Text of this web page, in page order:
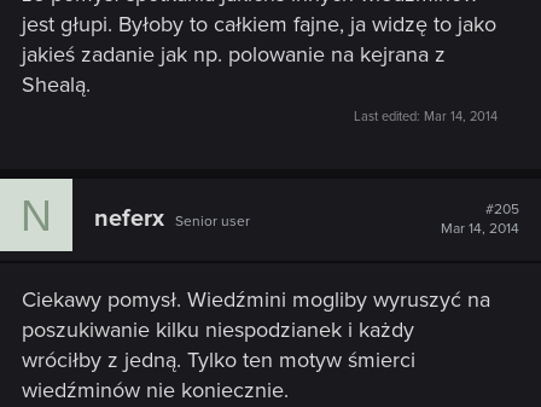
jest głupi. Byłoby to całkiem fajne, ja widzę to jako
jakieś zadanie jak np. polowanie na kejrana z
Shealą.
Last edited: Mar 14, 2014
N neferx Senior user
#205
Mar 14, 2014
Ciekawy pomysł. Wiedźmini mogliby wyruszyć na
poszukiwanie kilku niespodzianek i każdy
wróciłby z jedną. Tylko ten motyw śmierci
wiedźminów nie koniecznie.